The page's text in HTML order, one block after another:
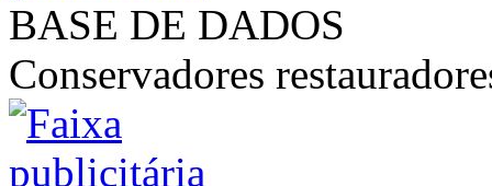
BASE DE DADOS
Conservadores